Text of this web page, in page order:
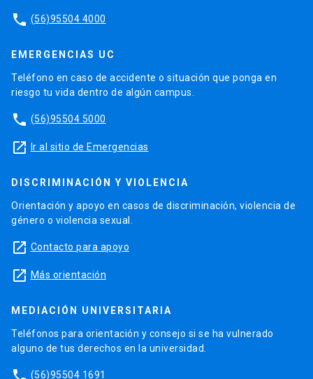
phone (56)95504 4000
EMERGENCIAS UC
Teléfono en caso de accidente o situación que ponga en
riesgo tu vida dentro de algún campus.
phone (56)95504 5000
launch Ir al sitio de Emergencias
DISCRIMINACIÓN Y VIOLENCIA
Orientación y apoyo en casos de discriminación, violencia de
género o violencia sexual.
launch Contacto para apoyo
launch Más orientación
MEDIACIÓN UNIVERSITARIA
Teléfonos para orientación y consejo si se ha vulnerado
alguno de tus derechos en la universidad.
(56)95504 1691